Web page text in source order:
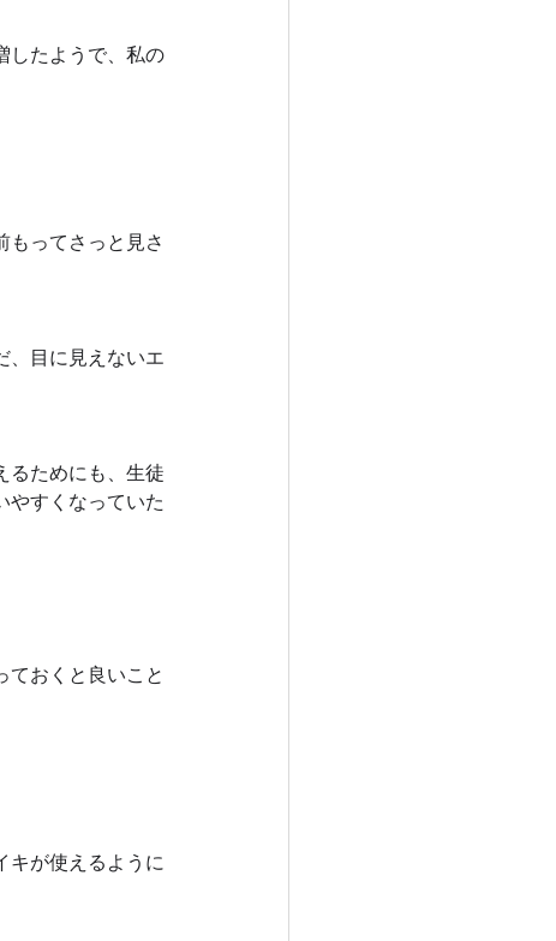
したようで、私の
もってさっと見さ
、目に見えないエ
るためにも、生徒
やすくなっていた
ておくと良いこと
キが使えるように